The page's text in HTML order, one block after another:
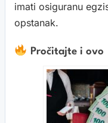
imati osiguranu
opstanak.
Pročitajte i ovo